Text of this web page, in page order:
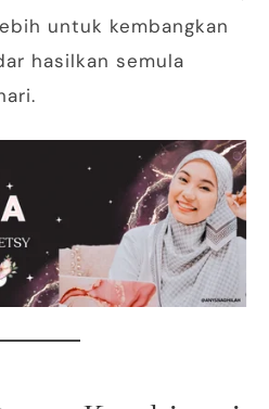
untuk kembangkan
hasilkan semula